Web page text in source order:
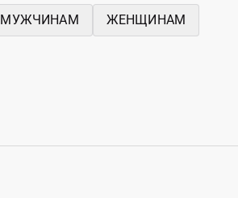
МУЖЧИНАМ ЖЕНЩИНАМ